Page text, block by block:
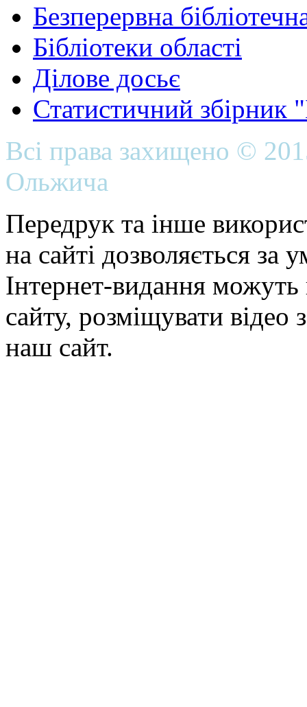
Безперервна
Бібліотеки області
Ділове досьє
Статистичний
Всі права захищено ©
Ольжича
Передрук та інше
на сайті дозволяється
Інтернет-видання можуть
сайту, розміщувати відео
наш сайт.